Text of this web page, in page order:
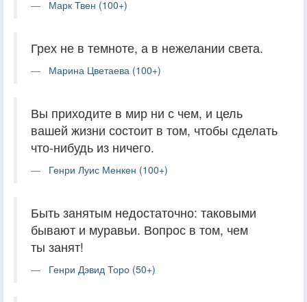
Марк Твен (100+)
Грех не в темноте, а в нежелании света.
Марина Цветаева (100+)
Вы приходите в мир ни с чем, и цель
вашей жизни состоит в том, чтобы сделать
что-нибудь из ничего.
Генри Луис Менкен (100+)
Быть занятым недостаточно: таковыми
бывают и муравьи. Вопрос в том, чем
ты занят!
Генри Дэвид Торо (50+)